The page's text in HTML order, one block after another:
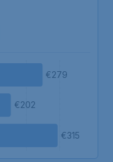
€279
€202
€315